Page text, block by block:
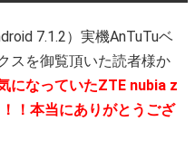
7.1.2）実機AnTuTuベ
スを御覧頂いた読者様か
になっていたZTE nubia z
！本当にありがとうござ